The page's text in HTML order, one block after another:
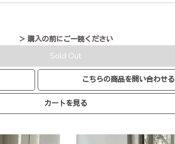
＞ 購入の前にご一読ください
Sold Out
こちらの商品を問い合わせる
カートを見る